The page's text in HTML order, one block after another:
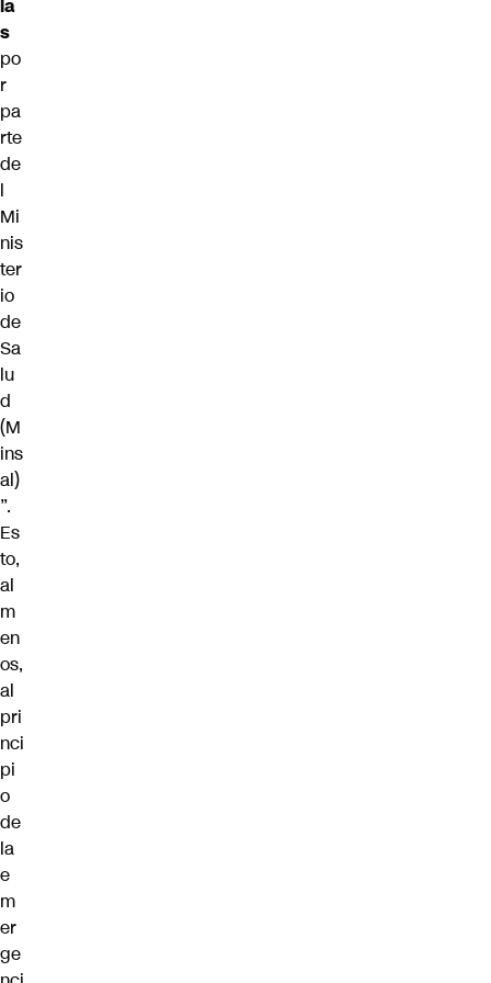
la
s
po
r
pa
rte
de
l
Mi
nis
ter
io
de
Sa
lu
d
(M
ins
al)
”.
Es
to,
al
m
en
os,
al
pri
nci
pi
o
de
la
e
m
er
ge